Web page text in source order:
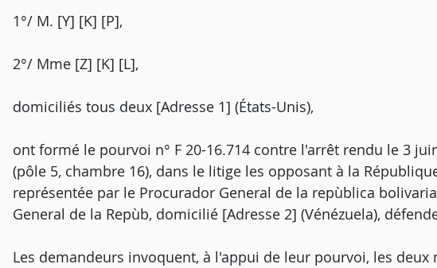
1°/ M. [Y] [K] [P],
2°/ Mme [Z] [K] [L],
domiciliés tous deux [Adresse 1] (États-Unis),
ont formé le pourvoi n° F 20-16.714 contre l'arrêt rendu le 3
(pôle 5, chambre 16), dans le litige les opposant à la
représentée par le Procurador General de la repùblica
General de la Repùb, domicilié [Adresse 2] (Vénézuela),
Les demandeurs invoquent, à l'appui de leur pourvoi, les deux